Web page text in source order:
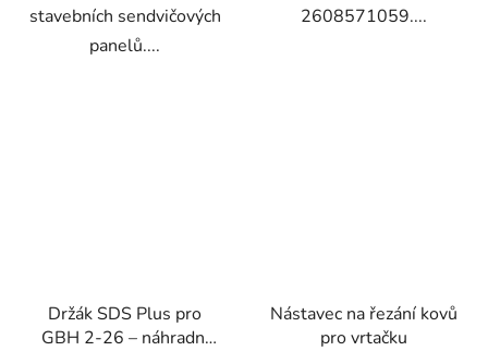
stavebních sendvičových
panelů....
2608571059....
Držák SDS Plus pro
GBH 2-26 – náhradní
Nástavec na řezání kovů
pro vrtačku